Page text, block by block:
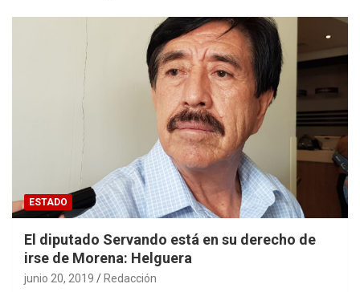
ESTADO
El diputado Servando está en su derecho de
irse de Morena: Helguera
junio 20, 2019 Redacción